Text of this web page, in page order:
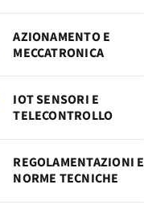
AZIONAMENTO E
MECCATRONICA
IOT SENSORI E
TELECONTROLLO
REGOLAMENTAZIONI E
NORME TECNICHE